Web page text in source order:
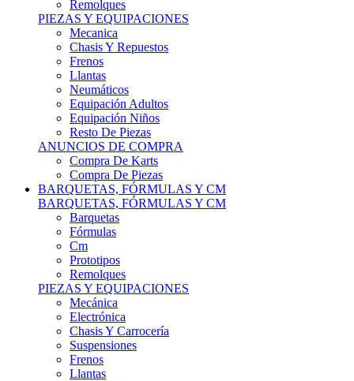
Remolques
PIEZAS Y EQUIPACIONES
Mecanica
Chasis Y Repuestos
Frenos
Llantas
Neumáticos
Equipación Adultos
Equipación Niños
Resto De Piezas
ANUNCIOS DE COMPRA
Compra De Karts
Compra De Piezas
BARQUETAS, FÓRMULAS Y CM
BARQUETAS, FÓRMULAS Y CM
Barquetas
Fórmulas
Cm
Prototipos
Remolques
PIEZAS Y EQUIPACIONES
Mecánica
Electrónica
Chasis Y Carrocería
Suspensiones
Frenos
Llantas